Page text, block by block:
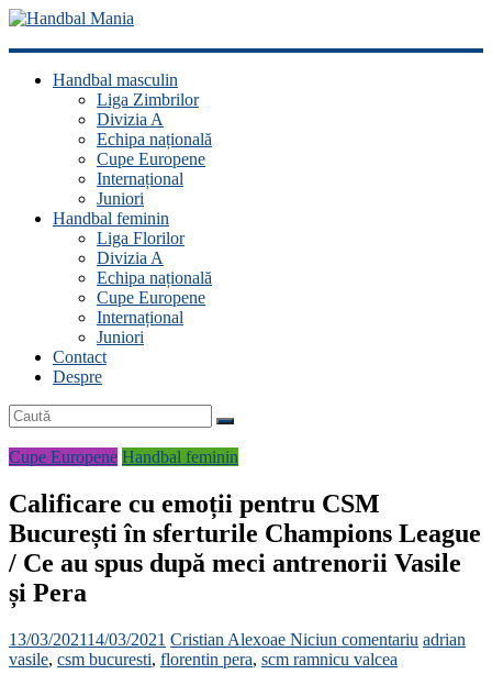
Handbal
ManiaHandbal masculin
Liga Zimbrilor
Divizia A
Echipa națională
Cupe Europene
Internațional
Juniori
Handbal feminin
Liga Florilor
Divizia A
Echipa națională
Cupe Europene
Internațional
Juniori
Contact
Despre
Cupe Europene Handbal feminin
Calificare cu emoții pentru CSM
București în sferturile Champions League
/ Ce au spus după meci antrenorii Vasile
și Pera
13/03/202114/03/2021 Cristian Alexoae Niciun comentariu adrian
vasile, csm bucuresti, florentin pera, scm ramnicu valcea